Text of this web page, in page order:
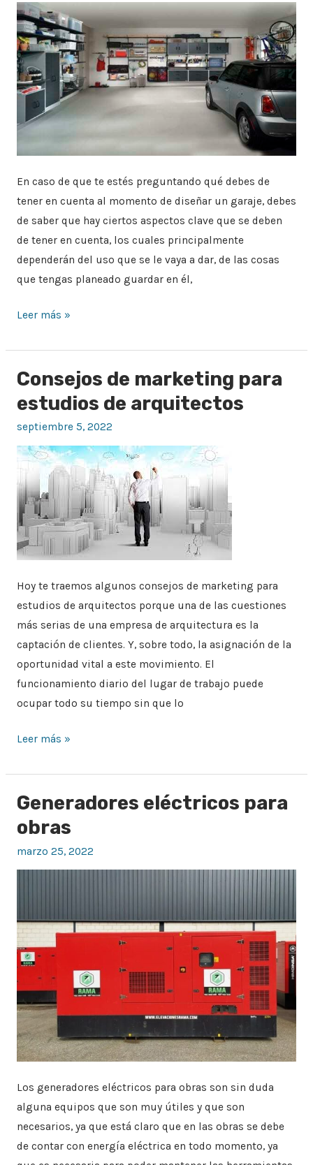
En caso de que te estés preguntando qué debes de
tener en cuenta al momento de diseñar un garaje, debes
de saber que hay ciertos aspectos clave que se deben
de tener en cuenta, los cuales principalmente
dependerán del uso que se le vaya a dar, de las cosas
que tengas planeado guardar en él,
garaje
Leer más »
Consejos de marketing para
estudios de arquitectos
septiembre 5, 2022
Hoy te traemos algunos consejos de marketing para
estudios de arquitectos porque una de las cuestiones
más serias de una empresa de arquitectura es la
captación de clientes. Y, sobre todo, la asignación de la
oportunidad vital a este movimiento. El
funcionamiento diario del lugar de trabajo puede
ocupar todo su tiempo sin que lo
Consejos
para
estudios
arquitectos
Leer más »
Generadores eléctricos para
obras
marzo 25, 2022
Los generadores eléctricos para obras son sin duda
alguna equipos que son muy útiles y que son
necesarios, ya que está claro que en las obras se debe
de contar con energía eléctrica en todo momento, ya
Generadores
eléctricos
obras